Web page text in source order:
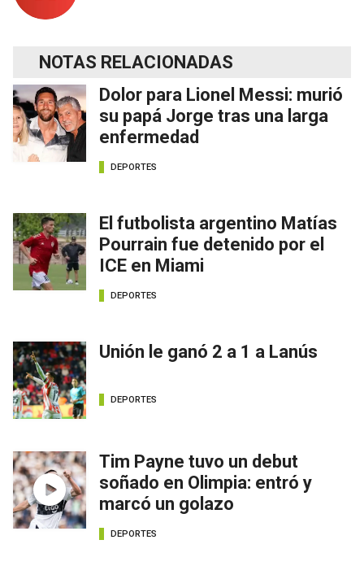
NOTAS RELACIONADAS
Dolor para Lionel Messi: murió
su papá Jorge tras una larga
enfermedad
DEPORTES
El futbolista argentino Matías
Pourrain fue detenido por el
ICE en Miami
DEPORTES
Unión le ganó 2 a 1 a Lanús
DEPORTES
Tim Payne tuvo un debut
soñado en Olimpia: entró y
marcó un golazo
DEPORTES